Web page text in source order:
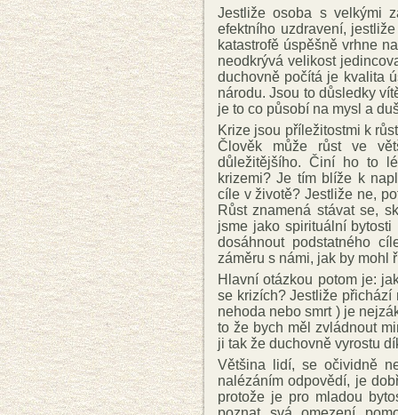
Jestliže osoba s velkými
efektního uzdravení,
katastrofě úspěšně vrhne
neodkrývá velikost
duchovně počítá je kvalita
národu. Jsou to důsledky
je to co působí na mysl a
Krize jsou příležitostmi k
Člověk může růst ve
důležitějšího. Činí ho to
krizemi? Je tím blíže k
cíle v životě? Jestliže ne,
Růst znamená stávat se,
jsme jako spirituální
dosáhnout podstatného
záměru s námi, jak by mohl
Hlavní otázkou potom je:
se krizích? Jestliže přichází
nehoda nebo smrt ) je
to že bych měl zvládnout
ji tak že duchovně vyrostu
Většina lidí, se očividně
nalézáním odpovědí, je
protože je pro mladou